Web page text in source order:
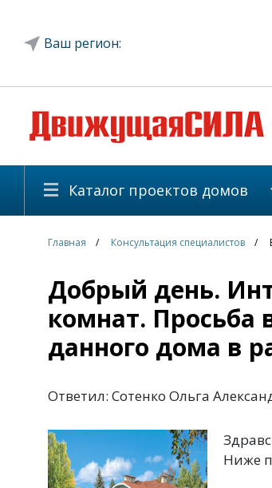
Ваш регион:
Каталог проектов домов
Главная Консультация специалистов
Добрый день.
комнат. Просьба
данного дома в
Ответил: Сотенко Ольга
Ниже